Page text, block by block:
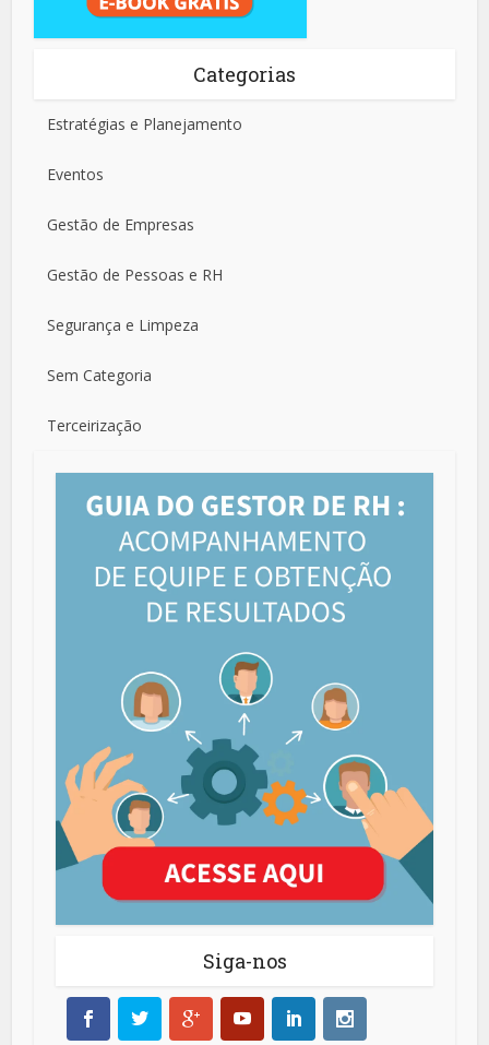
Categorias
Estratégias e Planejamento
Eventos
Gestão de Empresas
Gestão de Pessoas e RH
Segurança e Limpeza
Sem Categoria
Terceirização
Siga-nos